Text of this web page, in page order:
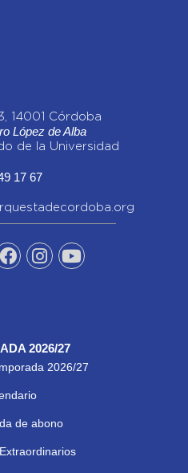
14001 Córdoba
López de Alba
de la Universidad
17 67
2026/27
2026/27
de abono